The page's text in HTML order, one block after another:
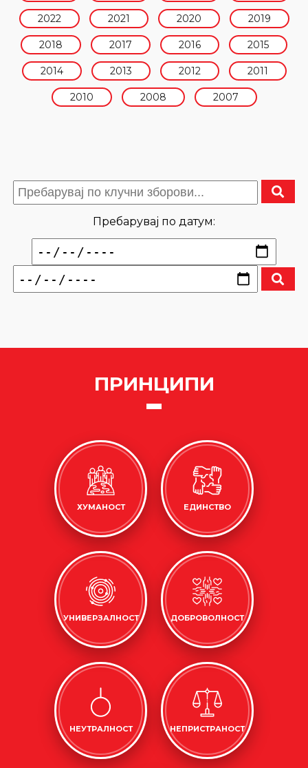
2022 2021 2020 2019
2018 2017 2016 2015
2014 2013 2012 2011
2010 2008 2007
Пребарувај по датум:
ПРИНЦИПИ
ХУМАНОСТ ЕДИНСТВО
УНИВЕРЗАЛНОСТ ДОБРОВОЛНОСТ
НЕУТРАЛНОСТ НЕПРИСТРАНОСТ